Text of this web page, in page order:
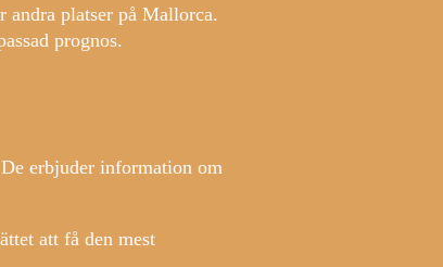
andra platser på Mallorca.
prognos.
erbjuder information om
att få den mest